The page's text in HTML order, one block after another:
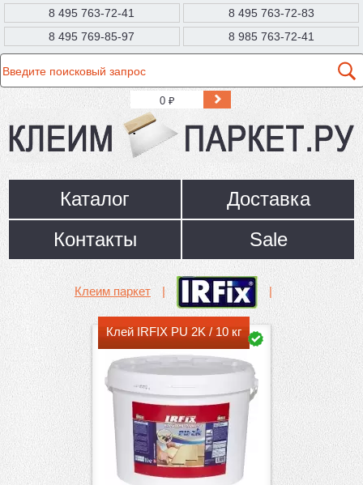
8 495 763-72-41
8 495 763-72-83
8 495 769-85-97
8 985 763-72-41
0₽
Каталог
Доставка
Контакты
Sale
Клеим паркет | |
Клей IRFIX PU 2K / 10 кг